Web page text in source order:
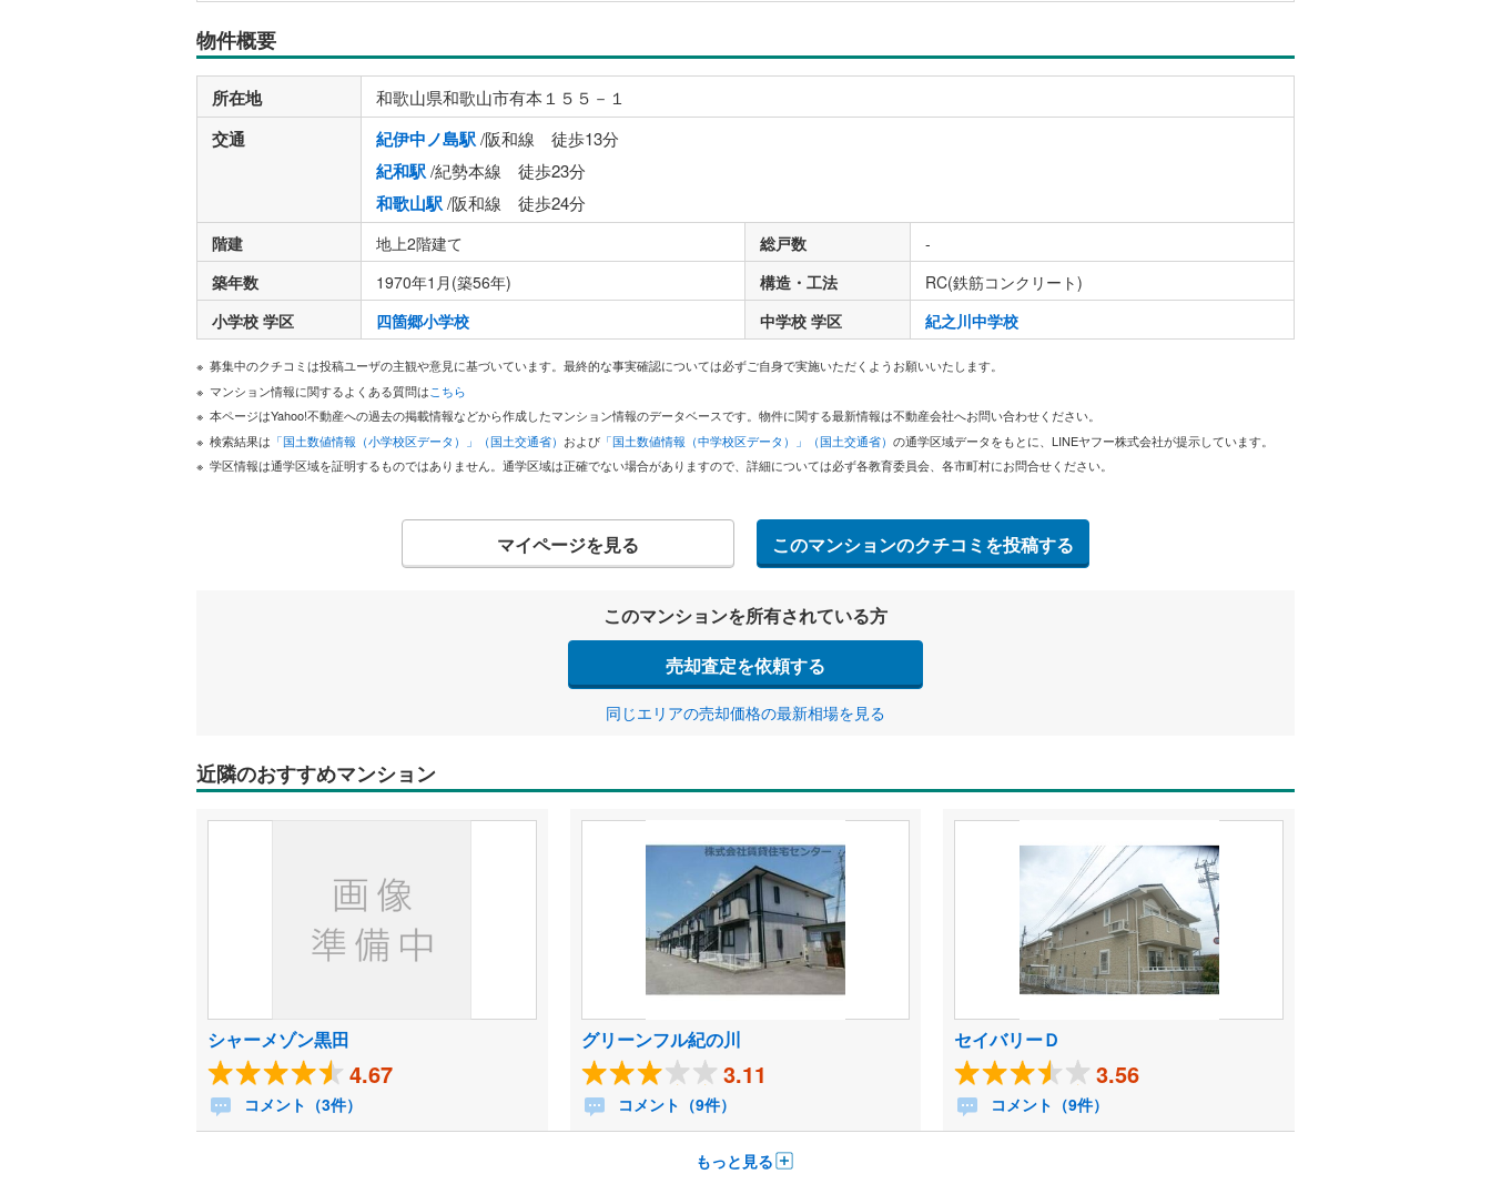
物件概要
所在地 和歌山県和歌山市有本１５５－１
交通 紀伊中ノ島駅/阪和線 徒歩13分
紀和駅/紀勢本線 徒歩23分
和歌山駅/阪和線 徒歩24分
階建 地上2階建て 総戸数
-
築年数
1970年1月(築56年) 構造・工法
RC(鉄筋コンクリート)
小学校 学区
四箇郷小学校 中学校 学区 紀之川中学校
募集中のクチコミは投稿ユーザの主観や意見に基づいています。最終的な事実確認については必ずご自身で実施いただくようお願いいたします。
マンション情報に関するよくある質問はこちら
本ページはYahoo!不動産への過去の掲載情報などから作成したマンション情報のデータベースです。物件に関する最新情報は不動産会社へお問い合わせください。
検索結果は 「国土数値情報（小学校区データ）」（国土交通省） および 「国土数値情報（中学校区データ）」（国土交通省） の通学区域データをもとに、LINEヤフー株式会社が提示しています。
学区情報は通学区域を証明するものではありません。通学区域は正確でない場合がありますので、詳細については必ず各教育委員会、各市町村にお問合せください。
マイページを見る このマンションのクチコミを投稿する
このマンションを所有されている方
売却査定を依頼する
同じエリアの売却価格の最新相場を見る
近隣のおすすめマンション
シャーメゾン黒田
4.67
コメント（3件）
グリーンフル紀の川
3.11
コメント（9件）
セイバリーＤ
3.56
コメント（9件）
もっと見る